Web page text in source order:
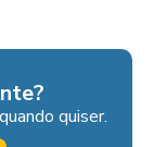
quiser.